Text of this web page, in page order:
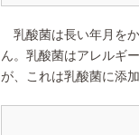
乳酸菌は長い年月を
ん。乳酸菌はアレルギ
が、これは乳酸菌に添